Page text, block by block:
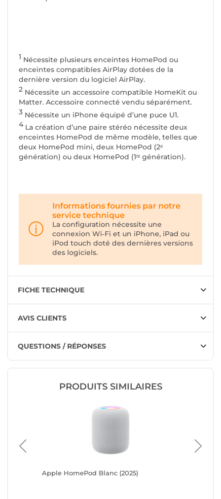
1 Nécessite plusieurs enceintes HomePod ou
enceintes compatibles AirPlay dotées de la
dernière version du logiciel AirPlay.
2 Nécessite un accessoire compatible HomeKit ou
Matter. Accessoire connecté vendu séparément.
3 Nécessite un iPhone équipé d’une puce U1.
4 La création d’une paire stéréo nécessite deux
enceintes HomePod de même modèle, telles que
deux HomePod mini, deux HomePod (2ᵉ
génération) ou deux HomePod (1ʳᵉ génération).
Informations fournies par notre
service technique
La configuration nécessite une
connexion Wi‑Fi et un iPhone, iPad ou
iPod touch doté des dernières versions
des logiciels.
FICHE TECHNIQUE
AVIS CLIENTS
QUESTIONS / RÉPONSES
PRODUITS SIMILAIRES
Apple HomePod Blanc (2025)